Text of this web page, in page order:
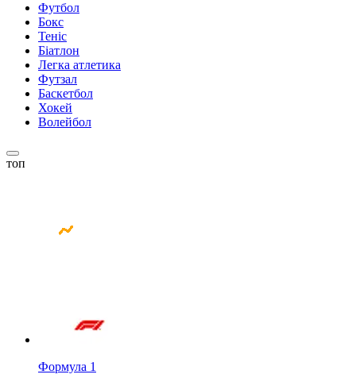
Футбол
Бокс
Теніс
Біатлон
Легка атлетика
Футзал
Баскетбол
Хокей
Волейбол
топ
Формула 1